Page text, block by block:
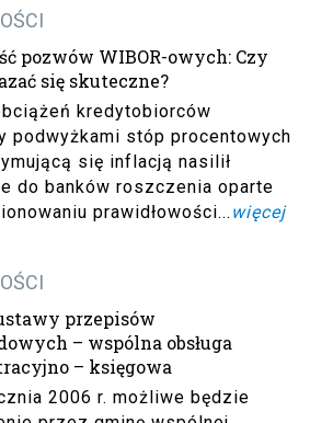
pozwów WIBOR-owych: Czy
się skuteczne?
kredytobiorców
podwyżkami stóp procentowych
się inflacją nasilił
do banków roszczenia oparte
prawidłowości... więcej
przepisów
– wspólna obsługa
– księgowa
2006 r. możliwe będzie